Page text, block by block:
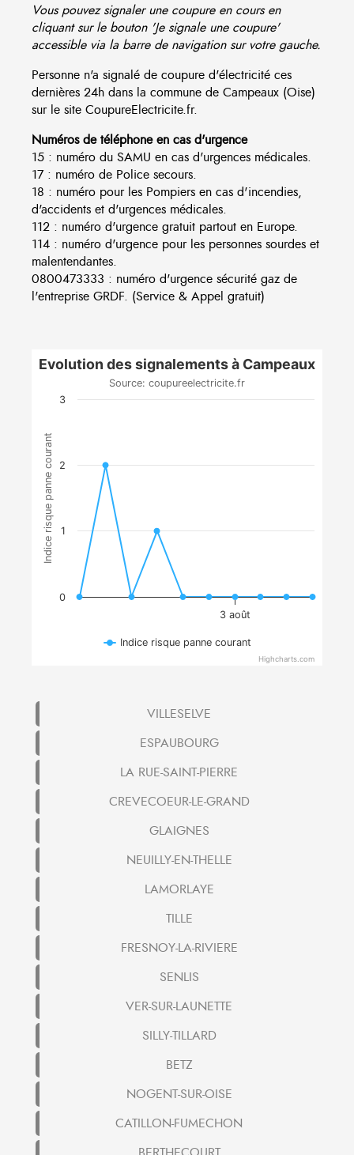
Vous pouvez signaler une coupure en cours en
cliquant sur le bouton 'Je signale une coupure'
accessible via la barre de navigation sur votre gauche.
Personne n'a signalé de coupure d'électricité ces
dernières 24h dans la commune de Campeaux (Oise)
sur le site CoupureElectricite.fr.
Numéros de téléphone en cas d'urgence
15 : numéro du SAMU en cas d'urgences médicales.
17 : numéro de Police secours.
18 : numéro pour les Pompiers en cas d'incendies,
d'accidents et d'urgences médicales.
112 : numéro d'urgence gratuit partout en Europe.
114 : numéro d'urgence pour les personnes sourdes et
malentendantes.
0800473333 : numéro d'urgence sécurité gaz de
l'entreprise GRDF. (Service & Appel gratuit)
Indice risque panne courant
Evolution des signalements à Campeaux
Source: coupureelectricite.fr
3 août
0
1
2
3
Indice risque panne courant
Highcharts.com
VILLESELVE
ESPAUBOURG
LA RUE-SAINT-PIERRE
CREVECOEUR-LE-GRAND
GLAIGNES
NEUILLY-EN-THELLE
LAMORLAYE
TILLE
FRESNOY-LA-RIVIERE
SENLIS
VER-SUR-LAUNETTE
SILLY-TILLARD
BETZ
NOGENT-SUR-OISE
CATILLON-FUMECHON